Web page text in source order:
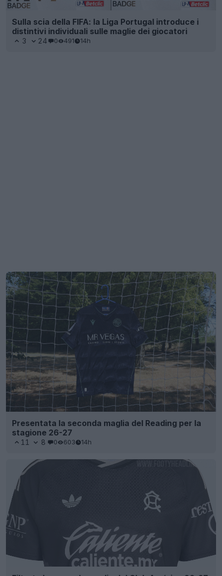
Sulla scia della FIFA: la Liga Portugal introduce i
distintivi individuali sulle maglie dei giocatori
3 24 0 491 14h
Presentata la seconda maglia del Reading per la
stagione 26-27
11 8 0 603 14h